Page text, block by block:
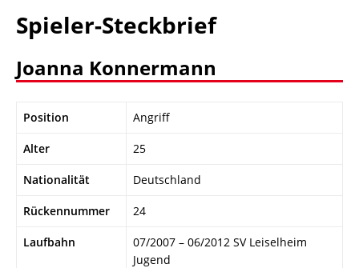
Spieler-Steckbrief
Joanna Konnermann
Position Angriff
Alter 25
Nationalität Deutschland
Rückennummer 24
Laufbahn
07/2007 – 06/2012 SV Leiselheim
Jugend